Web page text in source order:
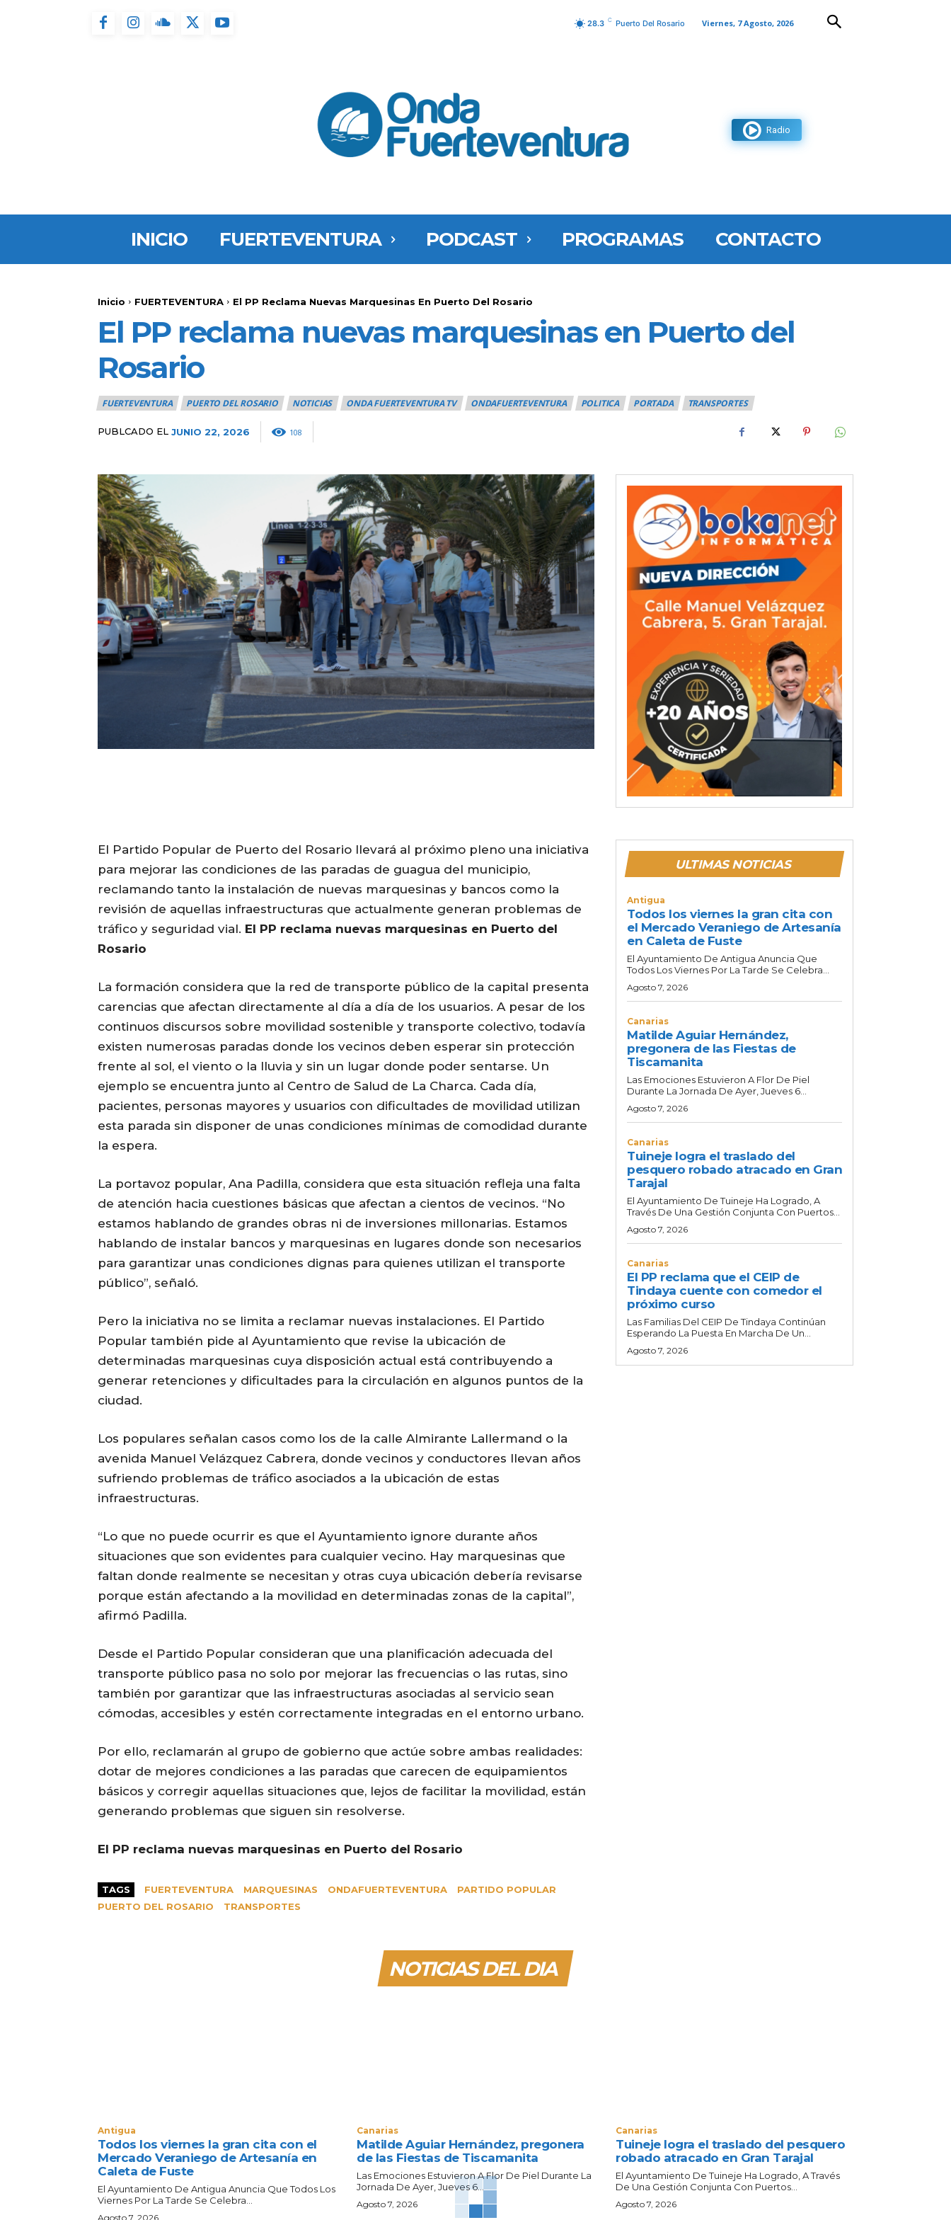
28.3 C Puerto Del Rosario Viernes, 7 Agosto, 2026
Radio
INICIO FUERTEVENTURA PODCAST PROGRAMAS CONTACTO
Inicio FUERTEVENTURA El PP Reclama Nuevas Marquesinas En Puerto Del Rosario
El PP reclama nuevas marquesinas en Puerto del
Rosario
FUERTEVENTURA PUERTO DEL ROSARIO NOTICIAS ONDA FUERTEVENTURA TV ONDAFUERTEVENTURA POLITICA PORTADA TRANSPORTES
PUBLCADO EL JUNIO 22, 2026 108
El Partido Popular de Puerto del Rosario llevará al próximo pleno una iniciativa
para mejorar las condiciones de las paradas de guagua del municipio,
reclamando tanto la instalación de nuevas marquesinas y bancos como la
revisión de aquellas infraestructuras que actualmente generan problemas de
tráfico y seguridad vial. El PP reclama nuevas marquesinas en Puerto del
Rosario
La formación considera que la red de transporte público de la capital presenta
carencias que afectan directamente al día a día de los usuarios. A pesar de los
continuos discursos sobre movilidad sostenible y transporte colectivo, todavía
existen numerosas paradas donde los vecinos deben esperar sin protección
frente al sol, el viento o la lluvia y sin un lugar donde poder sentarse. Un
ejemplo se encuentra junto al Centro de Salud de La Charca. Cada día,
pacientes, personas mayores y usuarios con dificultades de movilidad utilizan
esta parada sin disponer de unas condiciones mínimas de comodidad durante
la espera.
La portavoz popular, Ana Padilla, considera que esta situación refleja una falta
de atención hacia cuestiones básicas que afectan a cientos de vecinos. “No
estamos hablando de grandes obras ni de inversiones millonarias. Estamos
hablando de instalar bancos y marquesinas en lugares donde son necesarios
para garantizar unas condiciones dignas para quienes utilizan el transporte
público”, señaló.
Pero la iniciativa no se limita a reclamar nuevas instalaciones. El Partido
Popular también pide al Ayuntamiento que revise la ubicación de
determinadas marquesinas cuya disposición actual está contribuyendo a
generar retenciones y dificultades para la circulación en algunos puntos de la
ciudad.
Los populares señalan casos como los de la calle Almirante Lallermand o la
avenida Manuel Velázquez Cabrera, donde vecinos y conductores llevan años
sufriendo problemas de tráfico asociados a la ubicación de estas
infraestructuras.
“Lo que no puede ocurrir es que el Ayuntamiento ignore durante años
situaciones que son evidentes para cualquier vecino. Hay marquesinas que
faltan donde realmente se necesitan y otras cuya ubicación debería revisarse
porque están afectando a la movilidad en determinadas zonas de la capital”,
afirmó Padilla.
Desde el Partido Popular consideran que una planificación adecuada del
transporte público pasa no solo por mejorar las frecuencias o las rutas, sino
también por garantizar que las infraestructuras asociadas al servicio sean
cómodas, accesibles y estén correctamente integradas en el entorno urbano.
Por ello, reclamarán al grupo de gobierno que actúe sobre ambas realidades:
dotar de mejores condiciones a las paradas que carecen de equipamientos
básicos y corregir aquellas situaciones que, lejos de facilitar la movilidad, están
generando problemas que siguen sin resolverse.
El PP reclama nuevas marquesinas en Puerto del Rosario
TAGS FUERTEVENTURA MARQUESINAS ONDAFUERTEVENTURA
PARTIDO POPULAR
PUERTO DEL ROSARIO
TRANSPORTES
ULTIMAS NOTICIAS
Antigua
Todos los viernes la gran cita con
el Mercado Veraniego de Artesanía
en Caleta de Fuste
El Ayuntamiento De Antigua Anuncia Que
Todos Los Viernes Por La Tarde Se Celebra...
Agosto 7, 2026
Canarias
Matilde Aguiar Hernández,
pregonera de las Fiestas de
Tiscamanita
Las Emociones Estuvieron A Flor De Piel
Durante La Jornada De Ayer, Jueves 6...
Agosto 7, 2026
Canarias
Tuineje logra el traslado del
pesquero robado atracado en Gran
Tarajal
El Ayuntamiento De Tuineje Ha Logrado, A
Través De Una Gestión Conjunta Con Puertos...
Agosto 7, 2026
Canarias
El PP reclama que el CEIP de
Tindaya cuente con comedor el
próximo curso
Las Familias Del CEIP De Tindaya Continúan
Esperando La Puesta En Marcha De Un...
Agosto 7, 2026
NOTICIAS DEL DIA
Antigua
Todos los viernes la gran cita con el
Mercado Veraniego de Artesanía en
Caleta de Fuste
El Ayuntamiento De Antigua Anuncia Que Todos Los
Viernes Por La Tarde Se Celebra...
Agosto 7, 2026
Canarias
Matilde Aguiar Hernández, pregonera
de las Fiestas de Tiscamanita
Las Emociones Estuvieron A Flor De Piel Durante La
Jornada De Ayer, Jueves 6...
Agosto 7, 2026
Canarias
Tuineje logra el traslado del pesquero
robado atracado en Gran Tarajal
El Ayuntamiento De Tuineje Ha Logrado, A Través
De Una Gestión Conjunta Con Puertos...
Agosto 7, 2026